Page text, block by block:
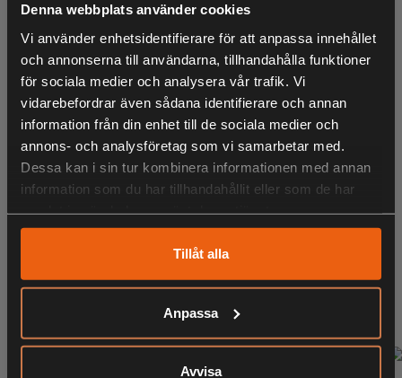
Denna webbplats använder cookies
Vi använder enhetsidentifierare för att anpassa innehållet
och annonserna till användarna, tillhandahålla funktioner
för sociala medier och analysera vår trafik. Vi
vidarebefordrar även sådana identifierare och annan
information från din enhet till de sociala medier och
annons- och analysföretag som vi samarbetar med.
Dessa kan i sin tur kombinera informationen med annan
information som du har tillhandahållit eller som de har
Tillåt alla
Anpassa
Avvisa
- 18.9 liters förvaringsutrymme
- PIN-aktiverat säkerhetssystem
Kombinerad förvaring på 42 liter
Säker förvaring av din utrustning
LED-pod-lykta och strålkastare
Förbättrad visibilitet
Avtagbart passagerarsäte
KOMFORT FÖR ATT KÖRA LÄNGRE
Förläng dina äventyr. Nytt, avtagbart passagerarsäte, en
djärv ny design och 2x styvare chassi som maximerar
LIKNANDE PRODUKTER
KÖPS OFTA TILLSAMMANS
ANDRA HAR OCKSÅ TITTAT PÅ
RELATERADE PRODUKTER